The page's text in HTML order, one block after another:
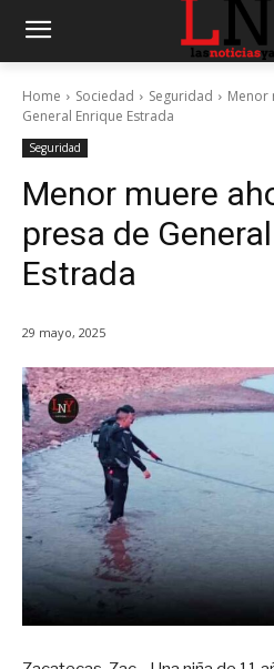
Home Sociedad Seguridad
Menor
General Enrique Estrada
Seguridad
Menor muere
presa de
Estrada
29 mayo, 2025